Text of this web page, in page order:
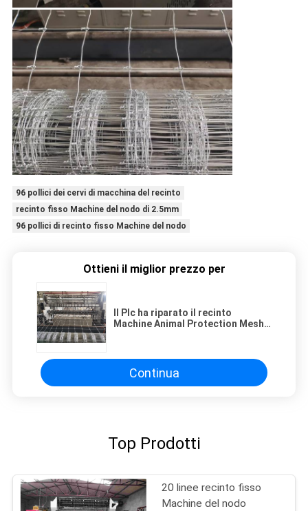
96 pollici dei cervi di macchina del recinto
recinto fisso Machine del nodo di 2.5mm
96 pollici di recinto fisso Machine del nodo
Ottieni il miglior prezzo per
Il Plc ha riparato il recinto
Machine Animal Protection Mesh
Continua
Top Prodotti
20 linee recinto fisso
Machine del nodo